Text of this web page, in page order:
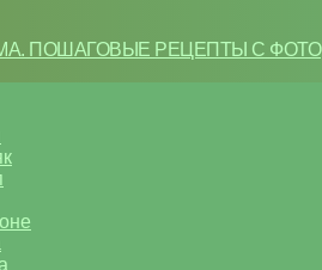
ПОШАГОВЫЕ РЕЦЕПТЫ С ФОТО